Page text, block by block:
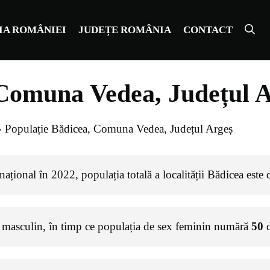
ROMÂNIEI JUDEȚE ROMÂNIA CONTACT
Vedea, Județul
Populație Bădicea, Comuna Vedea, Județul Argeș
în 2022, populația totală a localității Bădicea este
masculin, în timp ce populația de sex feminin numără 50